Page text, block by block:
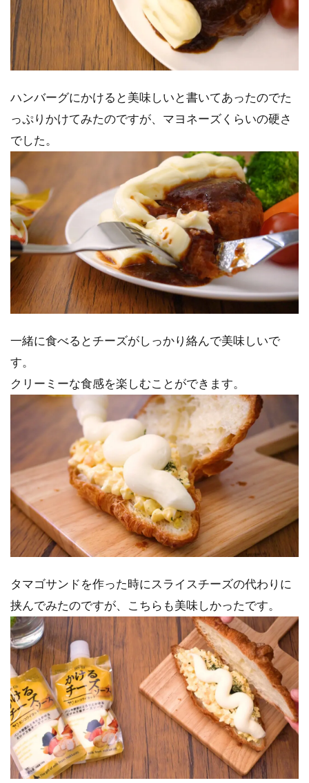
ハンバーグにかけると美味しいと書いてあったのでた
っぷりかけてみたのですが、マヨネーズくらいの硬さ
でした。
一緒に食べるとチーズがしっかり絡んで美味しいで
す。
クリーミーな食感を楽しむことができます。
タマゴサンドを作った時にスライスチーズの代わりに
挟んでみたのですが、こちらも美味しかったです。